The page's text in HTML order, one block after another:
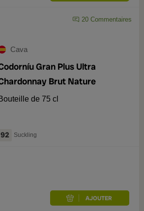
20 Commentaires
Cava
Gran Plus Ultra
Brut Nature
Bouteille de 75 cl
92 Suckling